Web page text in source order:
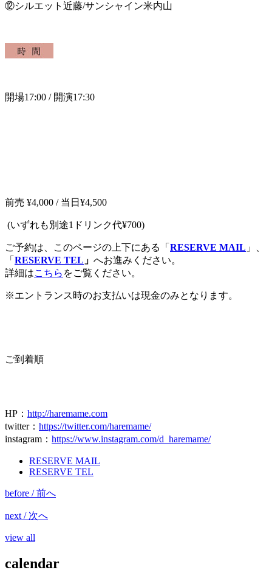
⑫シルエット近藤/サンシャイン米内山
開場17:00 / 開演17:30
前売 ¥4,000 / 当日¥4,500
(いずれも 別途1 ドリンク代¥700)
ご予約は、このページの上下にある「 RESERVE MAIL 」、
「 RESERVE TEL 」 へお進みください。
詳細はこちら をご覧ください。
※エントランス時のお支払いは現金のみとなります。
ご到着順
HP ： http://haremame.com
twitter： https://twitter.com/haremame/
instagram ： https://www.instagram.com/d_haremame/
RESERVE MAIL
RESERVE TEL
before / 前へ
next / 次へ
view all
calendar